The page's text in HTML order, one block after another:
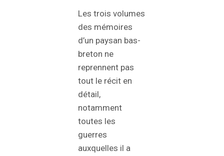
Les trois volumes
des mémoires
d’un paysan bas-
breton ne
reprennent pas
tout le récit en
détail,
notamment
toutes les
guerres
auxquelles il a